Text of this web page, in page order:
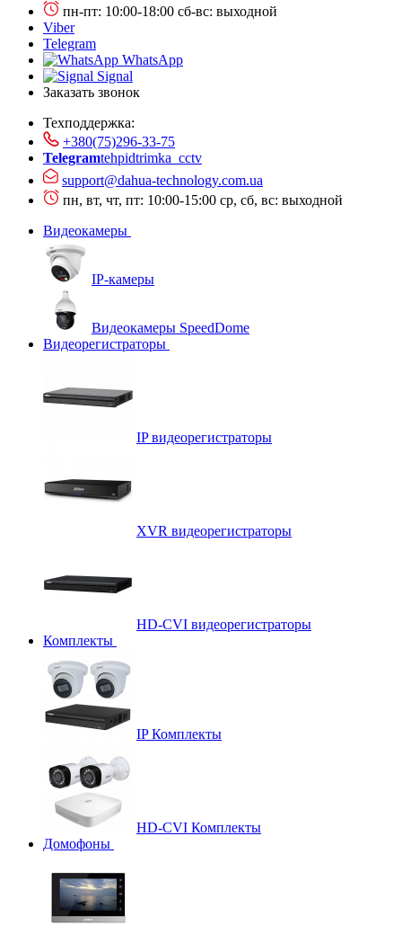
пн-пт: 10:00-18:00 сб-вс: выходной
Viber
Telegram
WhatsApp
Signal
Заказать звонок
Техподдержка:
+380(75)296-33-75
Telegramtehpidtrimka_cctv
support@dahua-technology.com.ua
пн, вт, чт, пт: 10:00-15:00 ср, сб, вс: выходной
Видеокамеры
IP-камеры
Видеокамеры SpeedDome
Видеорегистраторы
IP видеорегистраторы
XVR видеорегистраторы
HD-CVI видеорегистраторы
Комплекты
IP Комплекты
HD-CVI Комплекты
Домофоны